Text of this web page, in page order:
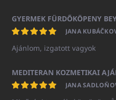
JANA
Ajánlom, izgatott vagyok
JANA